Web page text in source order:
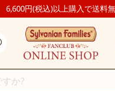
6,600円(税込)以上購入で送料